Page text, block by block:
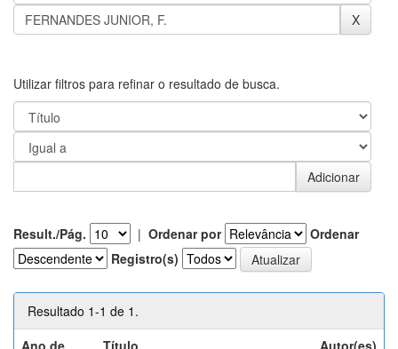
Utilizar filtros para refinar o resultado de busca.
Result./Pág. | Ordenar por
Ordenar
Registro(s)
Resultado 1-1 de 1.
Ano de
Título Autor(es)